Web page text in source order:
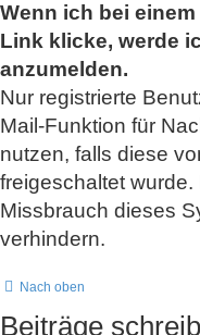
Wenn ich bei
Link klicke, werde
anzumelden.
Nur registrierte
Mail-Funktion für
nutzen, falls diese
freigeschaltet
Missbrauch dieses
verhindern.
Nach oben
Beiträge